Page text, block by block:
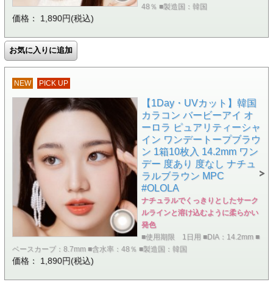
48％ ■製造国：韓国
価格： 1,890円(税込)
NEW PICK UP
【1Day・UVカット】韓国
カラコン バービーアイ オ
ーロラ ピュアリティーシャ
イン ワンデートープブラウ
ン 1箱10枚入 14.2mm ワン
デー 度あり 度なし ナチュ
ラルブラウン MPC
#OLOLA
ナチュラルでくっきりとしたサーク
ルラインと溶け込むように柔らかい
発色
■使用期限 1日用 ■DIA：14.2mm ■
ベースカーブ：8.7mm ■含水率：48％ ■製造国：韓国
価格： 1,890円(税込)